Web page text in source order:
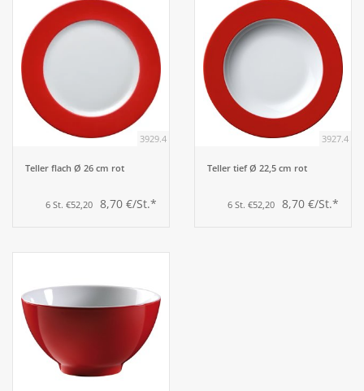
3929.4
Teller flach Ø 26 cm rot
6 St. €52,20 8,70 €/St.*
3927.4
Teller tief Ø 22,5 cm rot
6 St. €52,20 8,70 €/St.*